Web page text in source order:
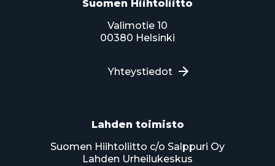
Suomen Hiihtoliitto
Valimotie 10
00380 Helsinki
Yhteystiedot
Lahden toimisto
Suomen Hiihtoliitto c/o Salppuri Oy
Lahden Urheilukeskus